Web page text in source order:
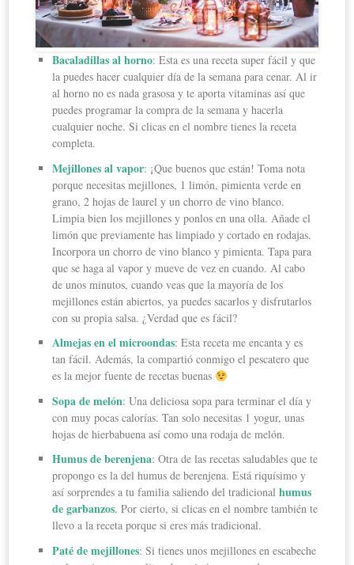
Bacaladillas al horno: Esta es una receta super fácil y que
la puedes hacer cualquier día de la semana para cenar. Al ir
al horno no es nada grasosa y te aporta vitaminas así que
puedes programar la compra de la semana y hacerla
cualquier noche. Si clicas en el nombre tienes la receta
completa.
Mejillones al vapor: ¡Que buenos que están! Toma nota
porque necesitas mejillones, 1 limón, pimienta verde en
grano, 2 hojas de laurel y un chorro de vino blanco.
Limpia bien los mejillones y ponlos en una olla. Añade el
limón que previamente has limpiado y cortado en rodajas.
Incorpora un chorro de vino blanco y pimienta. Tapa para
que se haga al vapor y mueve de vez en cuando. Al cabo
de unos minutos, cuando veas que la mayoría de los
mejillones están abiertos, ya puedes sacarlos y disfrutarlos
con su propia salsa. ¿Verdad que es fácil?
Almejas en el microondas: Esta receta me encanta y es
tan fácil. Además, la compartió conmigo el pescatero que
es la mejor fuente de recetas buenas
Sopa de melón: Una deliciosa sopa para terminar el día y
con muy pocas calorías. Tan solo necesitas 1 yogur, unas
hojas de hierbabuena así como una rodaja de melón.
Humus de berenjena: Otra de las recetas saludables que te
propongo es la del humus de berenjena. Está riquísimo y
así sorprendes a tu familia saliendo del tradicionalhumus
de garbanzos. Por cierto, si clicas en el nombre también te
llevo a la receta porque si eres más tradicional.
Paté de mejillones: Si tienes unos mejillones en escabeche